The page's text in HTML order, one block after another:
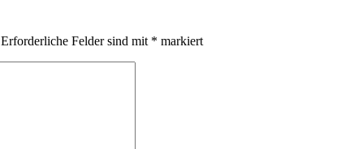
Erforderliche Felder sind mit * markiert